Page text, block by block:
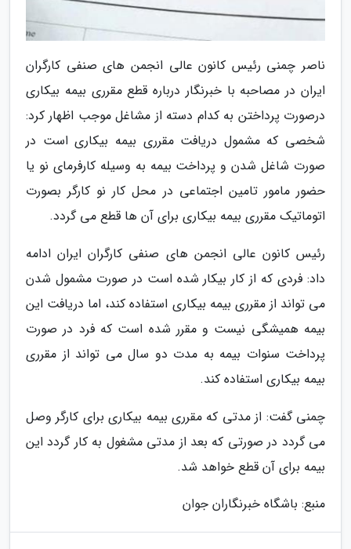
ناصر چمنی رئیس کانون عالی انجمن های صنفی کارگران
ایران در مصاحبه با خبرنگار درباره قطع مقرری بیمه بیکاری
درصورت پرداختن به کدام دسته از مشاغل موجب اظهار کرد:
شخصی که مشمول دریافت مقرری بیمه بیکاری است در
صورت شاغل شدن و پرداخت بیمه به وسیله کارفرمای نو یا
حضور مامور تامین اجتماعی در محل کار نو کارگر بصورت
اتوماتیک مقرری بیمه بیکاری برای آن ها قطع می گردد.
رئیس کانون عالی انجمن های صنفی کارگران ایران ادامه
داد: فردی که از کار بیکار شده است در صورت مشمول شدن
می تواند از مقرری بیمه بیکاری استفاده کند، اما دریافت این
بیمه همیشگی نیست و مقرر شده است که فرد در صورت
پرداخت سنوات بیمه به مدت دو سال می تواند از مقرری
بیمه بیکاری استفاده کند.
چمنی گفت: از مدتی که مقرری بیمه بیکاری برای کارگر وصل
می گردد در صورتی که بعد از مدتی مشغول به کار گردد این
بیمه برای آن قطع خواهد شد.
منبع: باشگاه خبرنگاران جوان